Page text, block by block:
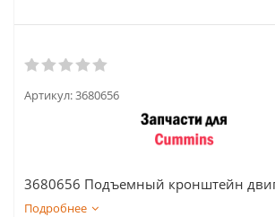
Артикул:3680656
3680656 Подъемный кронштейн
Подробнее